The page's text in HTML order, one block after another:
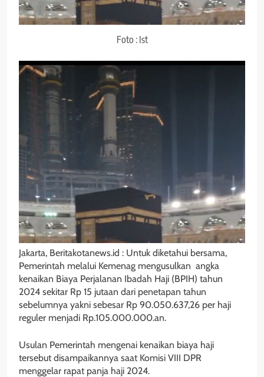
Foto : Ist
Jakarta, Beritakotanews.id : Untuk diketahui bersama,
Pemerintah melalui Kemenag mengusulkan angka
kenaikan Biaya Perjalanan Ibadah Haji (BPIH) tahun
2024 sekitar Rp 15 jutaan dari penetapan tahun
sebelumnya yakni sebesar Rp 90.050.637,26 per haji
reguler menjadi Rp.105.000.000.an.
Usulan Pemerintah mengenai kenaikan biaya haji
tersebut disampaikannya saat Komisi VIII DPR
menggelar rapat panja haji 2024.